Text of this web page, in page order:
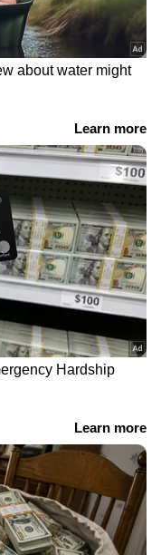
എവിടെയും
ചേരാൻ
വാർത്തകൾ